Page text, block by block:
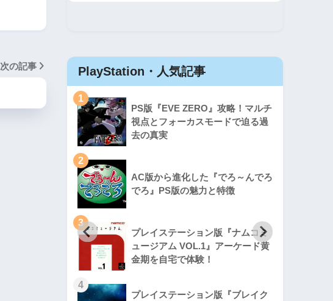
次の記事 PlayStation・人気記事
1
PS版『EVE ZERO』攻略！マルチ
視点とフォーカスモードで迫る過
去の真実
2
AC版から進化した『でろ～んでろ
でろ』PS版の魅力と特徴
3
プレイステーション版『ナムコミ
ュージアム VOL.1』アーケード黄
金期を自宅で体験！
4
プレイステーション版『ブレイク